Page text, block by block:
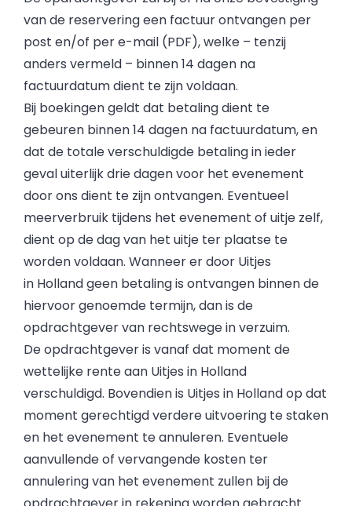
van de reservering een factuur ontvangen per
post en/of per e-mail (PDF), welke – tenzij
anders vermeld – binnen 14 dagen na
factuurdatum dient te zijn voldaan.
Bij boekingen geldt dat betaling dient te
gebeuren binnen 14 dagen na factuurdatum, en
dat de totale verschuldigde betaling in ieder
geval uiterlijk drie dagen voor het evenement
door ons dient te zijn ontvangen. Eventueel
meerverbruik tijdens het evenement of uitje zelf,
dient op de dag van het uitje ter plaatse te
worden voldaan. Wanneer er door Uitjes
in Holland geen betaling is ontvangen binnen de
hiervoor genoemde termijn, dan is de
opdrachtgever van rechtswege in verzuim.
De opdrachtgever is vanaf dat moment de
wettelijke rente aan Uitjes in Holland
verschuldigd. Bovendien is Uitjes in Holland op dat
moment gerechtigd verdere uitvoering te staken
en het evenement te annuleren. Eventuele
aanvullende of vervangende kosten ter
annulering van het evenement zullen bij de